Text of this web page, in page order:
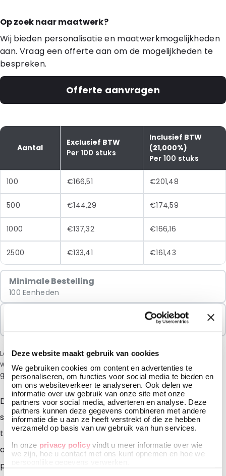
Deze website maakt gebruik van cookies
We gebruiken cookies om content en advertenties te
personaliseren, om functies voor social media te bieden en
om ons websiteverkeer te analyseren. Ook delen we
informatie over uw gebruik van onze site met onze
partners voor social media, adverteren en analyse. Deze
partners kunnen deze gegevens combineren met andere
informatie die u aan ze heeft verstrekt of die ze hebben
verzameld op basis van uw gebruik van hun services.
In onze privacy policy vindt u meer informatie over wie
we zijn, hoe u contact met ons kunt opnemen en hoe we
Op zoek naar maatwerk?
Wij bieden personalisatie en maatwerkmogelijkheden
aan. Vraag een offerte aan om de mogelijkheden te
bespreken.
Offerte aanvragen
Aantal
Exclusief BTW
Per 100 stuks
Inclusief BTW
(21,000%)
Per 100 stuks
100 €166,51 €201,48
500 €144,29 €174,59
1000 €137,32 €166,16
2500 €133,41 €161,43
Minimale Bestelling
100 Eenheden
Let op: vanwege de huidige situatie in het Midden-Oosten
wordt bij het afrekenen een toeslag van 6% in rekening
gebracht.
De Lamizip DUO combineert twee van onze top
stazakken. Zo is de ene zijde vervaardigd van
transparant laminaat en de andere zijde van
aluminium laminaat. Ze zijn bij uitstek geschikt voor
producten die aan de bewaring en het gebruik